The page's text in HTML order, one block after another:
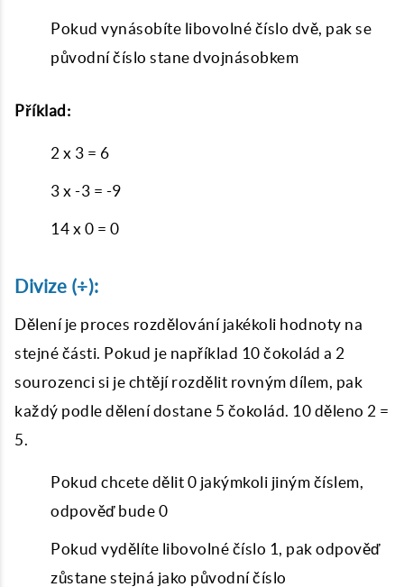
Pokud vynásobíte libovolné číslo dvě, pak se
původní číslo stane dvojnásobkem
Příklad:
2 x 3 = 6
3 x -3 = -9
14 x 0 = 0
Divize (÷):
Dělení je proces rozdělování jakékoli hodnoty na
stejné části. Pokud je například 10 čokolád a 2
sourozenci si je chtějí rozdělit rovným dílem, pak
každý podle dělení dostane 5 čokolád. 10 děleno 2 =
5.
Pokud chcete dělit 0 jakýmkoli jiným číslem,
odpověď bude 0
Pokud vydělíte libovolné číslo 1, pak odpověď
zůstane stejná jako původní číslo